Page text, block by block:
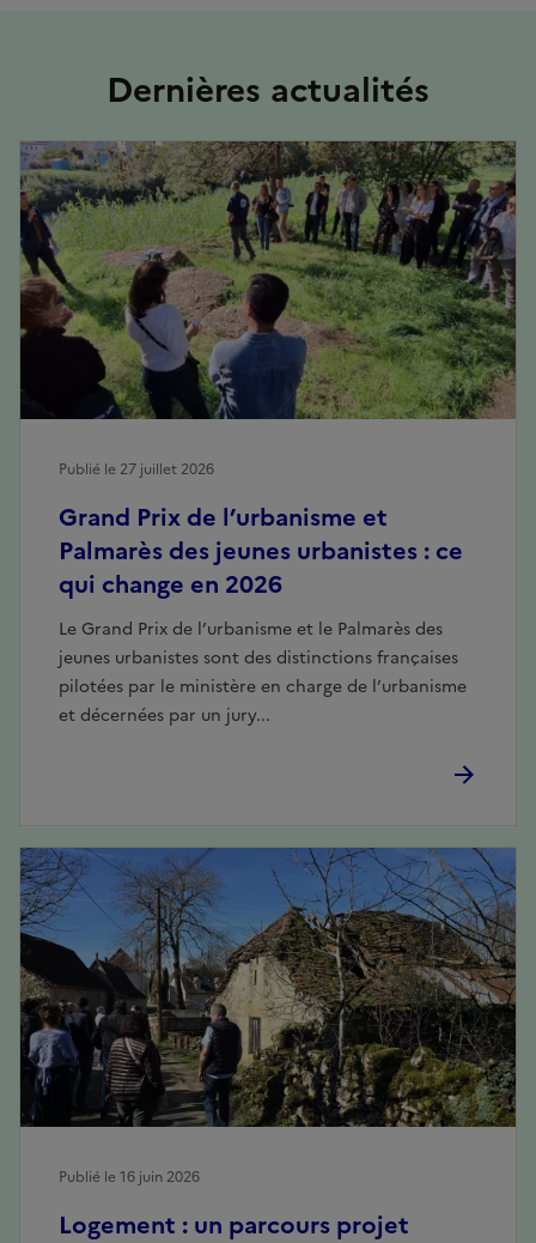
Dernières actualités
Grand Prix de l’urbanisme et
Palmarès des jeunes urbanistes : ce
qui change en 2026
Le Grand Prix de l’urbanisme et le Palmarès des
jeunes urbanistes sont des distinctions françaises
pilotées par le ministère en charge de l’urbanisme
et décernées par un jury...
Publié le 27 juillet 2026
Logement : un parcours projet
Publié le 16 juin 2026